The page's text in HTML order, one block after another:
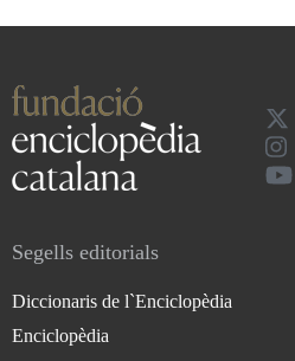
Segells editorials
Diccionaris de l`Enciclopèdia
Enciclopèdia